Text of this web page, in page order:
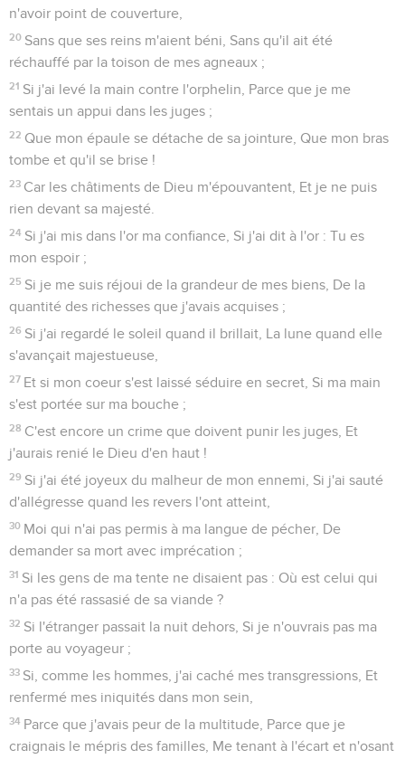
n'avoir point de couverture,
20 Sans que ses reins m'aient béni, Sans qu'il ait été
réchauffé par la toison de mes agneaux ;
21 Si j'ai levé la main contre l'orphelin, Parce que je me
sentais un appui dans les juges ;
22 Que mon épaule se détache de sa jointure, Que mon bras
tombe et qu'il se brise !
23 Car les châtiments de Dieu m'épouvantent, Et je ne puis
rien devant sa majesté.
24 Si j'ai mis dans l'or ma confiance, Si j'ai dit à l'or : Tu es
mon espoir ;
25 Si je me suis réjoui de la grandeur de mes biens, De la
quantité des richesses que j'avais acquises ;
26 Si j'ai regardé le soleil quand il brillait, La lune quand elle
s'avançait majestueuse,
27 Et si mon coeur s'est laissé séduire en secret, Si ma main
s'est portée sur ma bouche ;
28 C'est encore un crime que doivent punir les juges, Et
j'aurais renié le Dieu d'en haut !
29 Si j'ai été joyeux du malheur de mon ennemi, Si j'ai sauté
d'allégresse quand les revers l'ont atteint,
30 Moi qui n'ai pas permis à ma langue de pécher, De
demander sa mort avec imprécation ;
31 Si les gens de ma tente ne disaient pas : Où est celui qui
n'a pas été rassasié de sa viande ?
32 Si l'étranger passait la nuit dehors, Si je n'ouvrais pas ma
porte au voyageur ;
33 Si, comme les hommes, j'ai caché mes transgressions, Et
renfermé mes iniquités dans mon sein,
34 Parce que j'avais peur de la multitude, Parce que je
craignais le mépris des familles, Me tenant à l'écart et n'osant